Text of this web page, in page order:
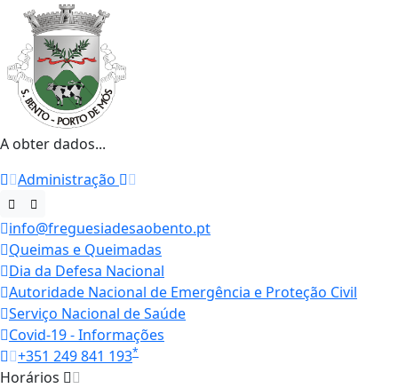
A obter dados...
Administração
info@freguesiadesaobento.pt
Queimas e Queimadas
Dia da Defesa Nacional
Autoridade Nacional de Emergência e Proteção Civil
Serviço Nacional de Saúde
Covid-19 - Informações
+351 249 841 193*
Horários